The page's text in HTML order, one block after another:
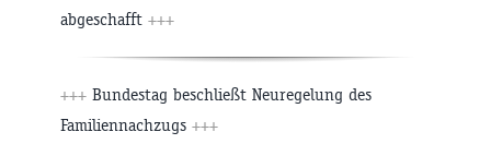
abgeschafft +++
+++ Bundestag beschließt Neuregelung des
Familiennachzugs +++